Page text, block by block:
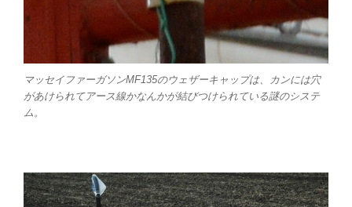
マッセイファーガソンMF135のウェザーキャップは、カンには穴
があけられてアース線かなんかが結びつけられている謎のシステ
ム。